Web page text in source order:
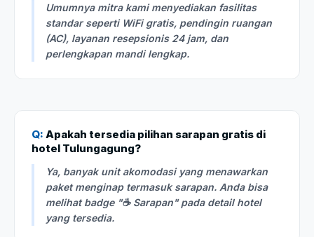
Umumnya mitra kami menyediakan fasilitas
standar seperti WiFi gratis, pendingin ruangan
(AC), layanan resepsionis 24 jam, dan
perlengkapan mandi lengkap.
Q: Apakah tersedia pilihan sarapan gratis di
hotel Tulungagung?
Ya, banyak unit akomodasi yang menawarkan
paket menginap termasuk sarapan. Anda bisa
melihat badge "☕ Sarapan" pada detail hotel
yang tersedia.